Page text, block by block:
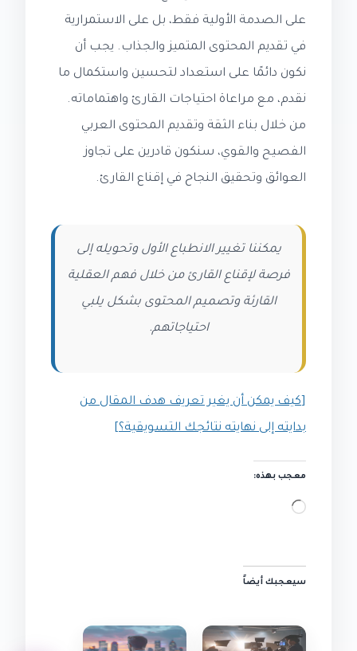
على الصدمة الأولية فقط، بل على الاستمرارية
في تقديم المحتوى المتميز والجذاب. يجب أن
نكون دائمًا على استعداد لتحسين واستكمال ما
نقدم، مع مراعاة احتياجات القارئ واهتماماته.
من خلال بناء الثقة وتقديم المحتوى العربي
الفصيح والقوي، سنكون قادرين على تجاوز
العوائق وتحقيق النجاح في إقناع القارئ.
يمكننا تغيير الانطباع الأول وتحويله إلى
فرصة لإقناع القارئ من خلال فهم العقلية
القارئة وتصميم المحتوى بشكل يلبي
احتياجاتهم.
[كيف يمكن أن يغير تعريف هدف المقال من
بدايته إلى نهايته نتائجك التسويقية؟]
معجب بهذه:
جاري
سيعجبك أيضاً